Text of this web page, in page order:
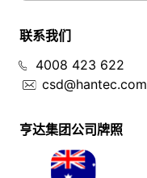
联系我们
4008 423 622
csd@hantec.com
亨达集团公司牌照